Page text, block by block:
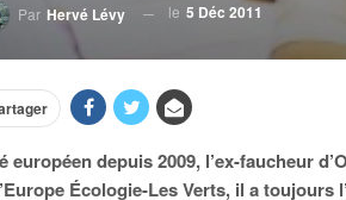
Par Hervé Lévy le 5 Déc 2011
européen depuis 2009, l’ex-faucheur
Écologie-Les Verts, il a